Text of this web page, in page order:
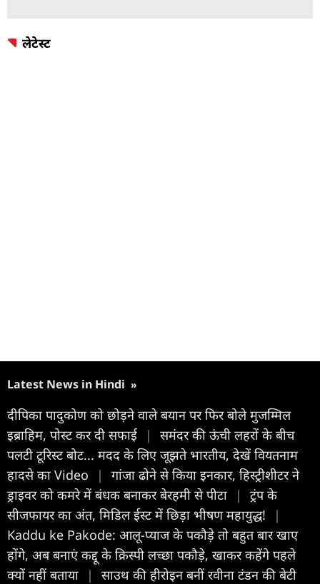
लेटेस्ट
Latest News in Hindi »
दीपिका पादुकोण को छोड़ने वाले बयान पर फिर बोले मुजम्मिल
इब्राहिम, पोस्ट कर दी सफाई
|
समंदर की ऊंची लहरों के बीच
पलटी टूरिस्ट बोट... मदद के लिए जूझते भारतीय, देखें वियतनाम
हादसे का Video
|
गांजा ढोने से किया इनकार, हिस्ट्रीशीटर ने
ड्राइवर को कमरे में बंधक बनाकर बेरहमी से पीटा
|
ट्रंप के
सीजफायर का अंत, मिडिल ईस्ट में छिड़ा भीषण महायुद्ध!
|
Kaddu ke Pakode: आलू-प्याज के पकौड़े तो बहुत बार खाए
होंगे, अब बनाएं कद्दू के क्रिस्पी लच्छा पकौड़े, खाकर कहेंगे पहले
क्यों नहीं बताया
|
साउथ की हीरोइन बनीं रवीना टंडन की बेटी